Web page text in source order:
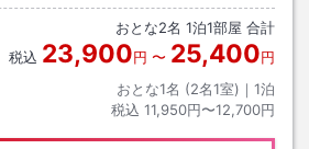
おとな2名 1泊1部屋 合計
税込 23,900円 〜 25,400円
おとな1名 (2名1室)｜ 1泊
税込 11,950円〜12,700円